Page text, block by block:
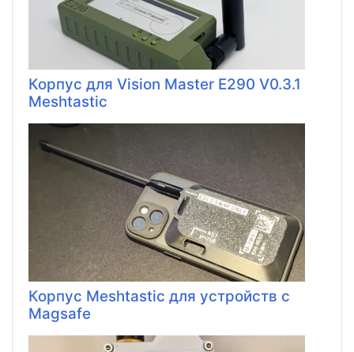
Корпус для Vision Master E290 V0.3.1
Meshtastic
Корпус Meshtastic для устройств с
Magsafe